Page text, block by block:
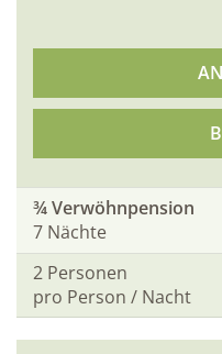
¾ Verwöhnpension
7 Nächte
2 Personen
pro Person / Nacht